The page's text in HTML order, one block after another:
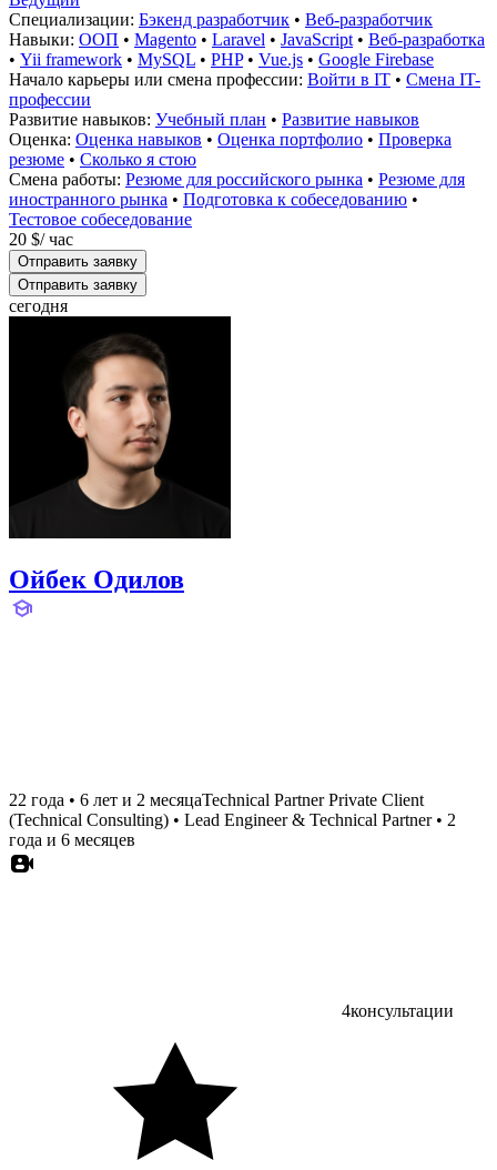
Специализации: Бэкенд разработчик • Веб-разработчик
Навыки: ООП • Magento • Laravel • JavaScript • Веб-разработка
• Yii framework • MySQL • PHP• Vue.js • Google Firebase
Начало карьеры или смена профессии: Войти в IT • Смена IT-
профессии
Развитие навыков: Учебный план • Развитие навыков
Оценка: Оценка навыков • Оценка портфолио • Проверка
резюме • Сколько я стою
Смена работы: Резюме для российского рынка • Резюме для
иностранного рынка • Подготовка к собеседованию •
Тестовое собеседование
20 $/ час
Отправить заявку
Отправить заявку
сегодня
Ойбек Одилов
22 года • 6 лет и 2 месяцаTechnical Partner Private Client
(Technical Consulting) • Lead Engineer & Technical Partner• 2
года и 6 месяцев
4консультации